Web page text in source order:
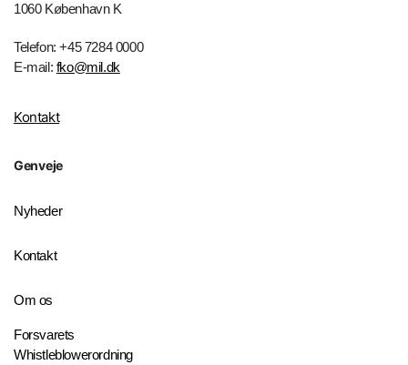
1060 København K
Telefon: +45 7284 0000
E-mail: fko@mil.dk
Kontakt
Genveje
Nyheder
Kontakt
Om os
Forsvarets
Whistleblowerordning